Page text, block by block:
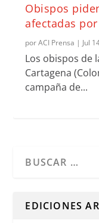
Obispos
afectadas
porACI Prensa | Jul
Los obispos de
Cartagena
campaña de...
EDICIONES